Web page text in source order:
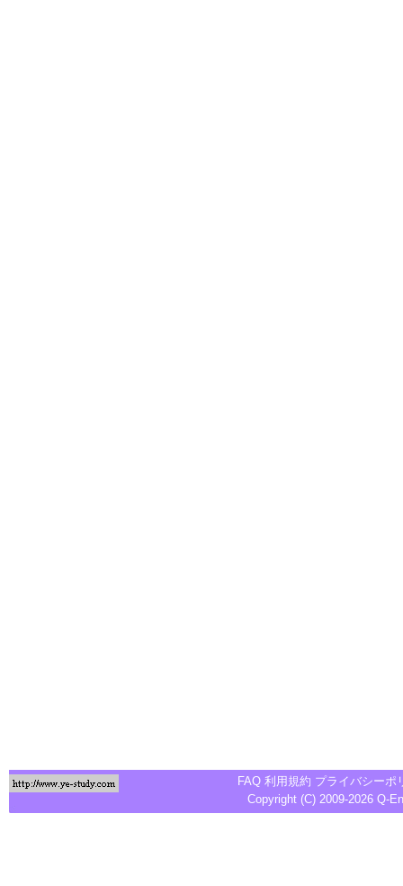
FAQ 利用規約 プライバシーポ
Copyright (C) 2009-2026 Q-